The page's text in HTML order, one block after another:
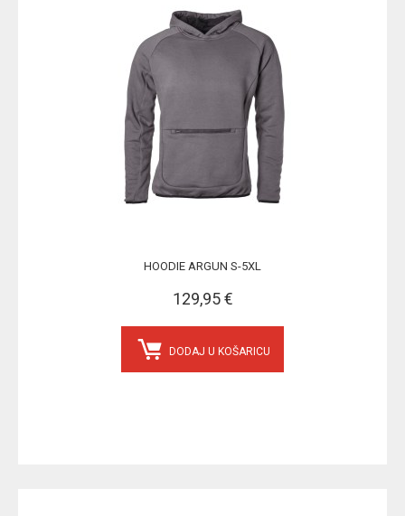
HOODIE ARGUN S-5XL
129,95 €
DODAJ U KOŠARICU